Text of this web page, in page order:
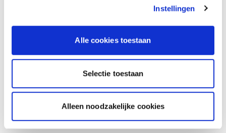
Instellingen
Alle cookies toestaan
Selectie toestaan
Alleen noodzakelijke cookies